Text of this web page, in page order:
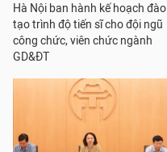
Hà Nội ban hành kế hoạch đào
tạo trình độ tiến sĩ cho đội ngũ
công chức, viên chức ngành
GD&ĐT